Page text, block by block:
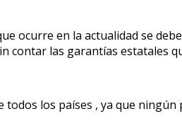
ocurre en la actualidad se
contar las garantías estatales
los países , ya que